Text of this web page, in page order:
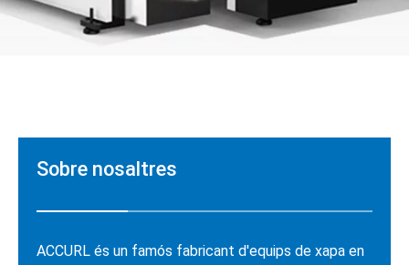
Sobre nosaltres
ACCURL és un famós fabricant d'equips de xapa en